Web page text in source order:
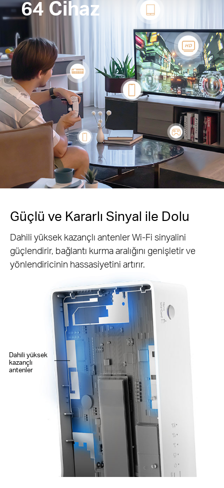
64 Cihaz
Güçlü ve Kararlı Sinyal ile Dolu
Dahili yüksek kazançlı antenler Wi-Fi sinyalini
güçlendirir, bağlantı kurma aralığını genişletir ve
yönlendiricinin hassasiyetini artırır.
Dahili yüksek
kazançlı
antenler